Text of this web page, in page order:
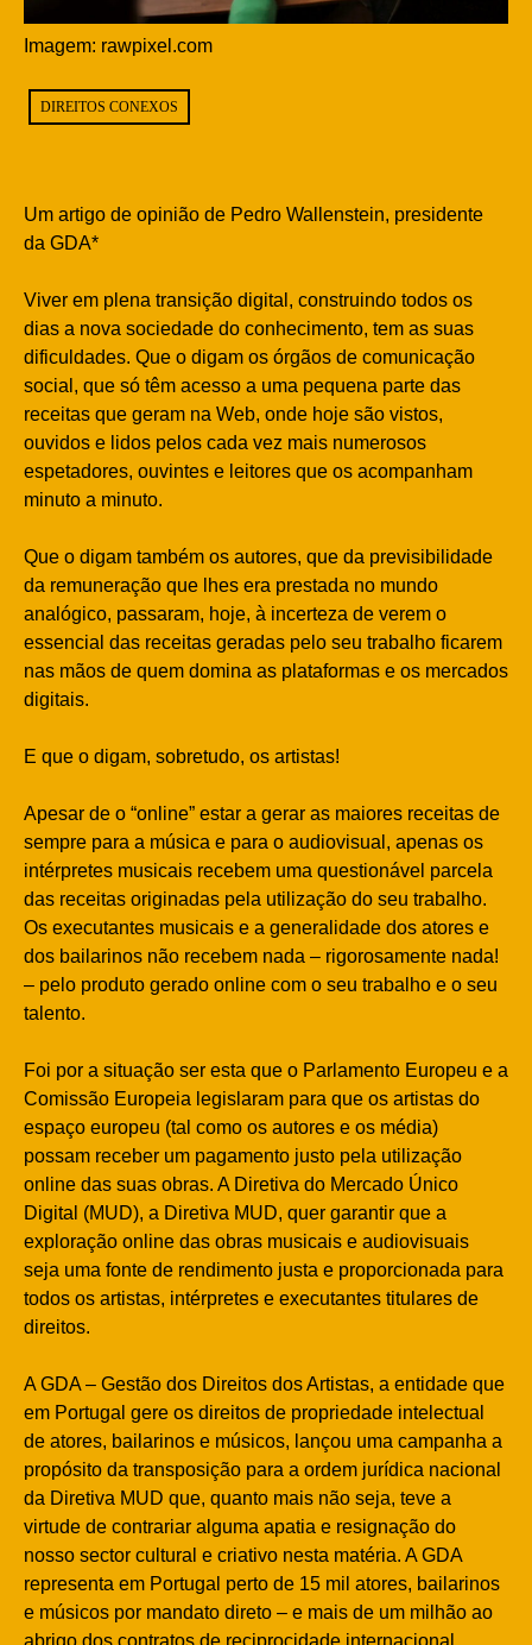
Imagem: rawpixel.com
DIREITOS CONEXOS
Um artigo de opinião de Pedro Wallenstein, presidente
da GDA*
Viver em plena transição digital, construindo todos os
dias a nova sociedade do conhecimento, tem as suas
dificuldades. Que o digam os órgãos de comunicação
social, que só têm acesso a uma pequena parte das
receitas que geram na Web, onde hoje são vistos,
ouvidos e lidos pelos cada vez mais numerosos
espetadores, ouvintes e leitores que os acompanham
minuto a minuto.
Que o digam também os autores, que da previsibilidade
da remuneração que lhes era prestada no mundo
analógico, passaram, hoje, à incerteza de verem o
essencial das receitas geradas pelo seu trabalho ficarem
nas mãos de quem domina as plataformas e os mercados
digitais.
E que o digam, sobretudo, os artistas!
Apesar de o “online” estar a gerar as maiores receitas de
sempre para a música e para o audiovisual, apenas os
intérpretes musicais recebem uma questionável parcela
das receitas originadas pela utilização do seu trabalho.
Os executantes musicais e a generalidade dos atores e
dos bailarinos não recebem nada – rigorosamente nada!
– pelo produto gerado online com o seu trabalho e o seu
talento.
Foi por a situação ser esta que o Parlamento Europeu e a
Comissão Europeia legislaram para que os artistas do
espaço europeu (tal como os autores e os média)
possam receber um pagamento justo pela utilização
online das suas obras. A Diretiva do Mercado Único
Digital (MUD), a Diretiva MUD, quer garantir que a
exploração online das obras musicais e audiovisuais
seja uma fonte de rendimento justa e proporcionada para
todos os artistas, intérpretes e executantes titulares de
direitos.
A GDA – Gestão dos Direitos dos Artistas, a entidade que
em Portugal gere os direitos de propriedade intelectual
de atores, bailarinos e músicos, lançou uma campanha a
propósito da transposição para a ordem jurídica nacional
da Diretiva MUD que, quanto mais não seja, teve a
virtude de contrariar alguma apatia e resignação do
nosso sector cultural e criativo nesta matéria. A GDA
representa em Portugal perto de 15 mil atores, bailarinos
e músicos por mandato direto – e mais de um milhão ao
abrigo dos contratos de reciprocidade internacional.